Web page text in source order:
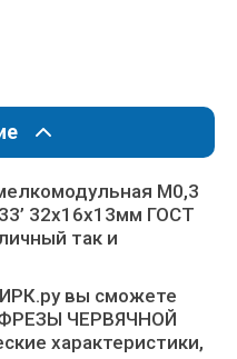
М0,3
32x16x13мм ГОСТ
так и
вы сможете
ЧЕРВЯЧНОЙ
характеристики,